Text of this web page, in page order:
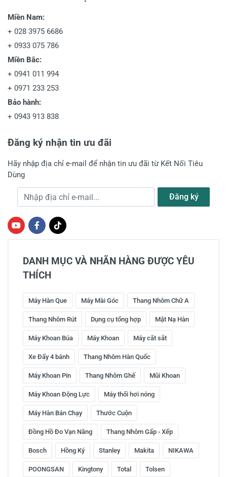
Miền Nam:
+ 028 3975 6686
+ 0933 075 786
Miền Bắc:
+ 0941 011 994
+ 0971 233 253
Bảo hành:
+ 0943 913 838
Đăng ký nhận tin ưu đãi
Hãy nhập địa chỉ e-mail để nhận tin ưu đãi từ Kết Nối Tiêu
Dùng
Địa chỉ e-mail Đăng ký
DANH MỤC VÀ NHÃN HÀNG ĐƯỢC YÊU
THÍCH
Máy Hàn Que Máy Mài Góc Thang Nhôm Chữ A
Thang Nhôm Rút Dụng cụ tổng hợp Mặt Nạ Hàn
Máy Khoan Búa Máy Khoan Máy cắt sắt
Xe Đẩy 4 bánh Thang Nhôm Hàn Quốc
Máy Khoan Pin Thang Nhôm Ghế Mũi Khoan
Máy Khoan Động Lực Máy thổi hơi nóng
Máy Hàn Bán Chạy Thước Cuộn
Đồng Hồ Đo Vạn Năng Thang Nhôm Gấp - Xếp
Bosch Hồng Ký Stanley Makita NIKAWA
POONGSAN Kingtony Total Tolsen